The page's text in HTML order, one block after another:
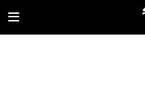
